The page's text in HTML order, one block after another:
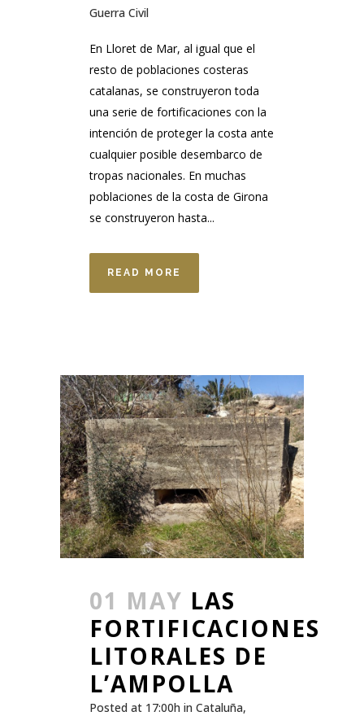
Guerra Civil
En Lloret de Mar, al igual que el
resto de poblaciones costeras
catalanas, se construyeron toda
una serie de fortificaciones con la
intención de proteger la costa ante
cualquier posible desembarco de
tropas nacionales. En muchas
poblaciones de la costa de Girona
se construyeron hasta...
READ MORE
01 MAY LAS
FORTIFICACIONES
LITORALES DE
L’AMPOLLA
Posted at 17:00h in Cataluña,